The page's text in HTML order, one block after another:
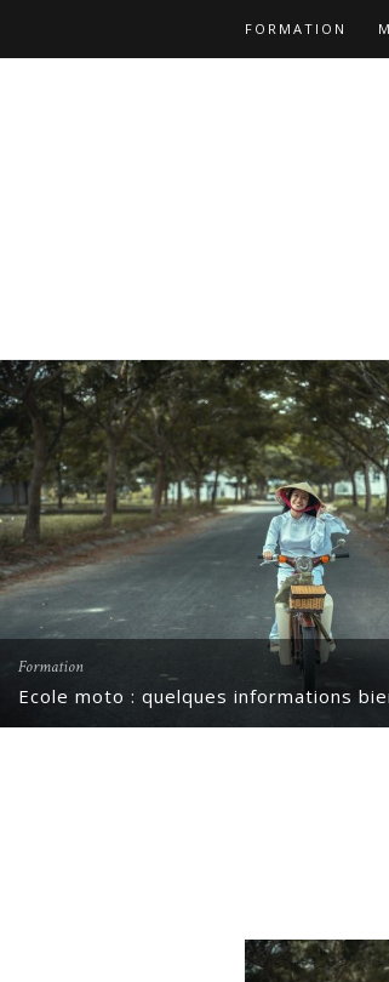
FORMATION
Formation
Ecole moto : quelques informations